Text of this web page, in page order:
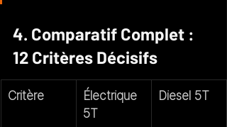
4. Comparatif Complet :
12 Critères Décisifs
Critère
Électrique
5T
Diesel 5T